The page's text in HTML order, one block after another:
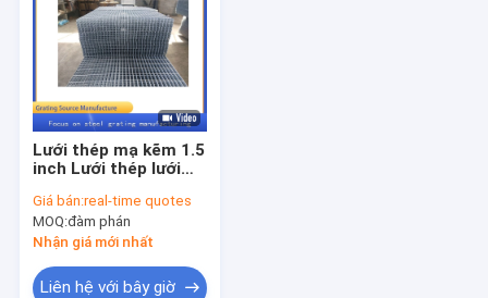
Lưới kim loại mạ kẽm
Tấm lưới thép
sàn lưới kim loại
Cầu thang thép Grate Treads
Lưới thép không gỉ
Thùng thép hạng nặng
Lưới thép mạ kẽm 1.5
inch Lưới thép lưới
trại
Giá bán:real-time quotes
MOQ:đàm phán
Nhận giá mới nhất
Liên hệ với bây giờ